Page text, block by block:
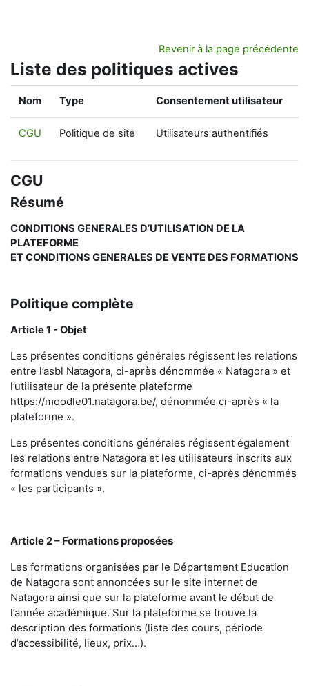
Revenir à la page précédente
Liste des politiques actives
Nom Type Consentement utilisateur
CGU Politique de site Utilisateurs authentifiés
CGU
Résumé
CONDITIONS GENERALES D’UTILISATION DE LA
PLATEFORME
ET CONDITIONS GENERALES DE VENTE DES FORMATIONS
Politique complète
Article 1 - Objet
Les présentes conditions générales régissent les relations
entre l’asbl Natagora, ci-après dénommée « Natagora » et
l’utilisateur de la présente plateforme
https://moodle01.natagora.be/, dénommée ci-après « la
plateforme ».
Les présentes conditions générales régissent également
les relations entre Natagora et les utilisateurs inscrits aux
formations vendues sur la plateforme, ci-après dénommés
« les participants ».
Article 2 – Formations proposées
Les formations organisées par le Département Education
de Natagora sont annoncées sur le site internet de
Natagora ainsi que sur la plateforme avant le début de
l’année académique. Sur la plateforme se trouve la
description des formations (liste des cours, période
d’accessibilité, lieux, prix…).